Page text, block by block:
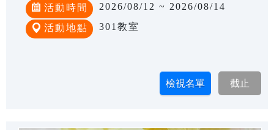
活動時間 2026/08/12 ~ 2026/08/14
活動地點 301教室